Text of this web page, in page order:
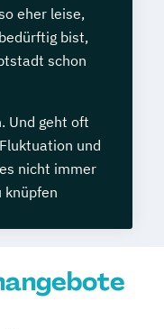
eher leise,
bist,
schon
Und geht oft
und
nicht immer
knüpfen